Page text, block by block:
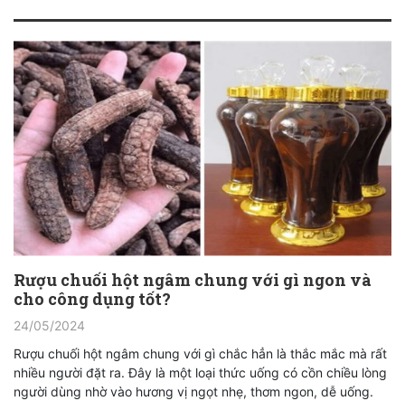
Rượu chuối hột ngâm chung với gì ngon và
cho công dụng tốt?
24/05/2024
Rượu chuối hột ngâm chung với gì chắc hẳn là thắc mắc mà rất
nhiều người đặt ra. Đây là một loại thức uống có cồn chiều lòng
người dùng nhờ vào hương vị ngọt nhẹ, thơm ngon, dễ uống.